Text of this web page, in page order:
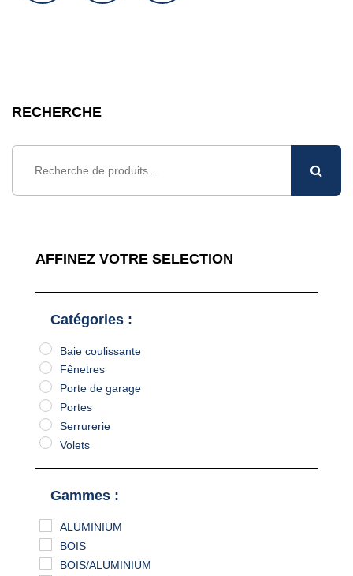
RECHERCHE
pour :
AFFINEZ VOTRE SELECTION
Catégories :
Baie coulissante
Fênetres
Porte de garage
Portes
Serrurerie
Volets
Gammes :
ALUMINIUM
BOIS
BOIS/ALUMINIUM